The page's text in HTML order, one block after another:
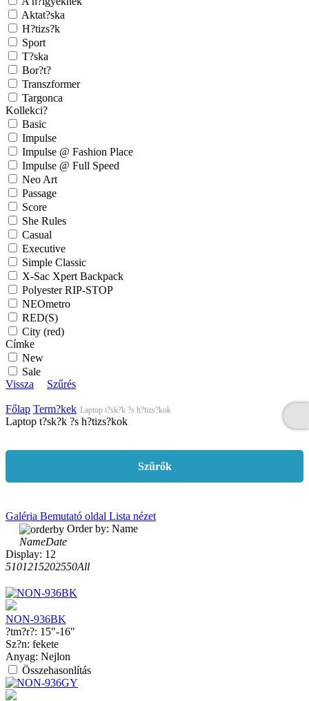
Aktat?ska
H?tizs?k
Sport
T?ska
Bor?t?
Transzformer
Targonca
Kollekci?
Basic
Impulse
Impulse @ Fashion Place
Impulse @ Full Speed
Neo Art
Passage
Score
She Rules
Casual
Executive
Simple Classic
X-Sac Xpert Backpack
Polyester RIP-STOP
NEOmetro
RED(S)
City (red)
Címke
New
Sale
Vissza
Szűrés
Főlap Term?kek Laptop t?sk?k ?s h?tizs?kok
Laptop t?sk?k ?s h?tizs?kok
Szűrők
Galéria Bemutató oldal Lista nézet
Order by: Name
NameDate
Display: 12
5101215202550All
NON-936BK
?tm?r?: 15"-16"
Sz?n: fekete
Anyag: Nejlon
Összehasonlítás